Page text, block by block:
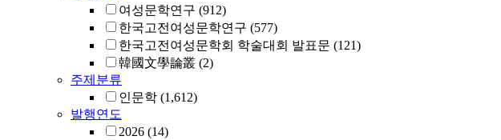
여성문학연구 (912)
한국고전여성문학연구 (577)
한국고전여성문학회 학술대회 발표문 (121)
韓國文學論叢 (2)
주제분류
인문학 (1,612)
발행연도
2026 (14)